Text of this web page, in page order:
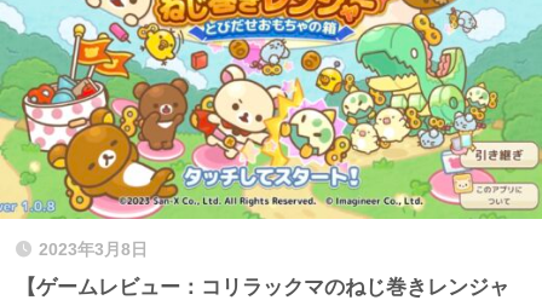
2023年3月8日
【ゲームレビュー：コリラックマのねじ巻きレンジャ